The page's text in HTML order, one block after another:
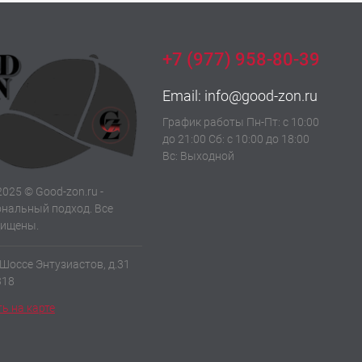
© Good-zon.ru -
подход. Все
Энтузиастов, д.31
на карте
+7 (977) 958-80-39
Email: info@good-zon.ru
График работы Пн-Пт: с 10:00
до 21:00 Сб: с 10:00 до 18:00
Вс: Выходной